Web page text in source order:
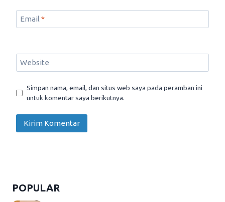
Email *
Website
Simpan nama, email, dan situs web saya pada peramban ini
untuk komentar saya berikutnya.
POPULAR